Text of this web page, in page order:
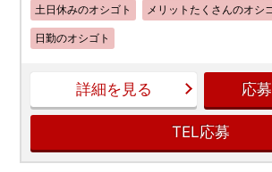
土日休みのオシゴト メリットたくさんのオシ
日勤のオシゴト
詳細を見る 応
TEL応募